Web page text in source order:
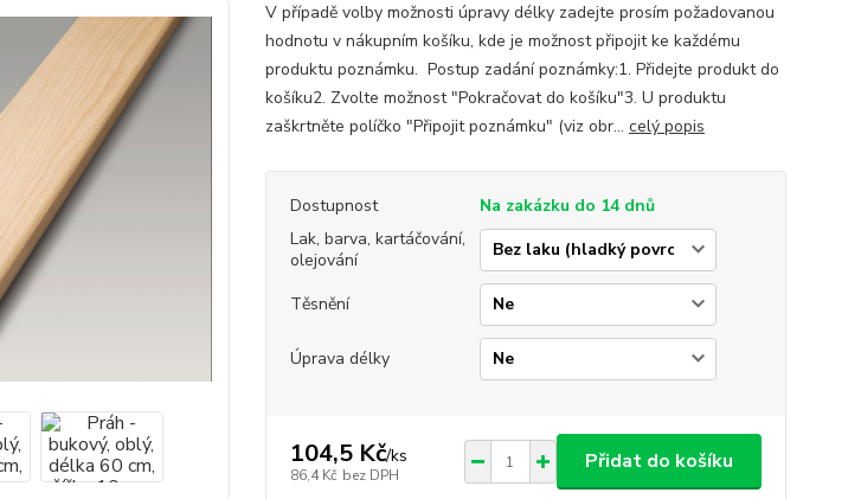
V případě volby možnosti úpravy délky zadejte prosím požadovanou
hodnotu v nákupním košíku, kde je možnost připojit ke každému
produktu poznámku. Postup zadání poznámky:1. Přidejte produkt do
košíku2. Zvolte možnost "Pokračovat do košíku"3. U produktu
zaškrtněte políčko "Připojit poznámku" (viz obr... celý popis
Dostupnost
Na zakázku do 14 dnů
Lak, barva, kartáčování,
olejování
Těsnění
Úprava délky
104,5 Kč/ks
86,4 Kč bez DPH
Přidat do košíku